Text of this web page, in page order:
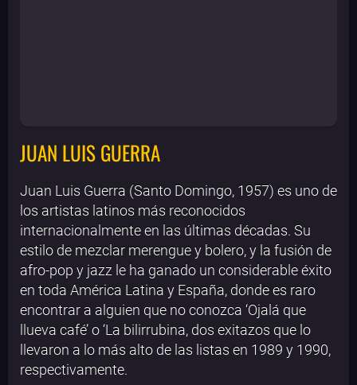
JUAN LUIS GUERRA
Juan Luis Guerra (Santo Domingo, 1957) es uno de
los artistas latinos más reconocidos
internacionalmente en las últimas décadas. Su
estilo de mezclar merengue y bolero, y la fusión de
afro-pop y jazz le ha ganado un considerable éxito
en toda América Latina y España, donde es raro
encontrar a alguien que no conozca ‘Ojalá que
llueva café’ o ‘La bilirrubina, dos exitazos que lo
llevaron a lo más alto de las listas en 1989 y 1990,
respectivamente.